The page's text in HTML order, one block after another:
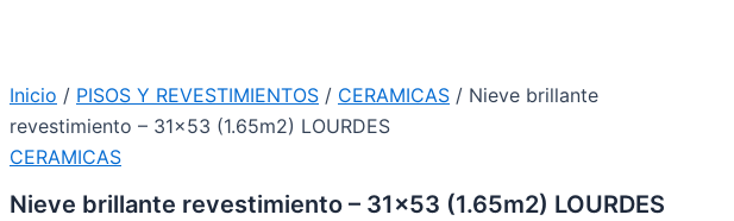
Inicio / PISOS Y REVESTIMIENTOS / CERAMICAS / Nieve brillante
revestimiento – 31×53 (1.65m2) LOURDES
CERAMICAS
Nieve brillante revestimiento – 31×53 (1.65m2) LOURDES